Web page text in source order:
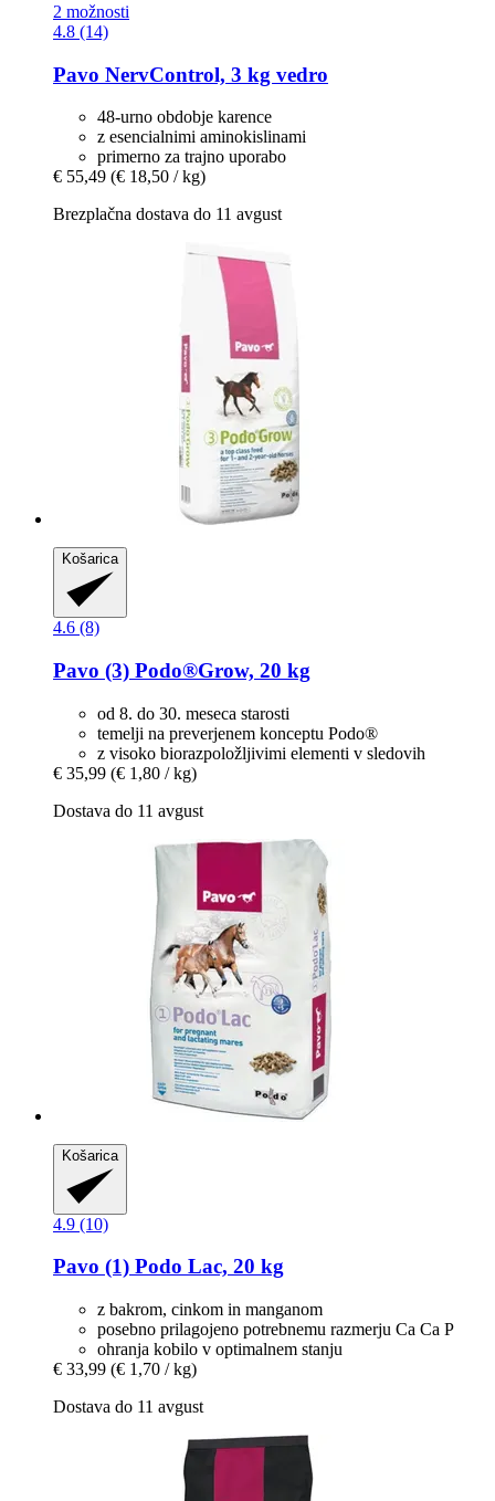
2 možnosti
4.8 (14)
Pavo NervControl, 3 kg vedro
48-urno obdobje karence
z esencialnimi aminokislinami
primerno za trajno uporabo
€ 55,49 (€ 18,50 / kg)
Brezplačna dostava do 11 avgust
Košarica
4.6 (8)
Pavo (3) Podo®Grow, 20 kg
od 8. do 30. meseca starosti
temelji na preverjenem konceptu Podo®
z visoko biorazpoložljivimi elementi v sledovih
€ 35,99 (€ 1,80 / kg)
Dostava do 11 avgust
Košarica
4.9 (10)
Pavo (1) Podo Lac, 20 kg
z bakrom, cinkom in manganom
posebno prilagojeno potrebnemu razmerju Ca Ca P
ohranja kobilo v optimalnem stanju
€ 33,99 (€ 1,70 / kg)
Dostava do 11 avgust